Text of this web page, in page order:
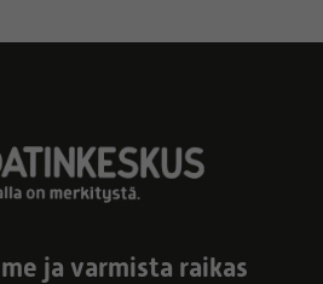
ja varmista raikas